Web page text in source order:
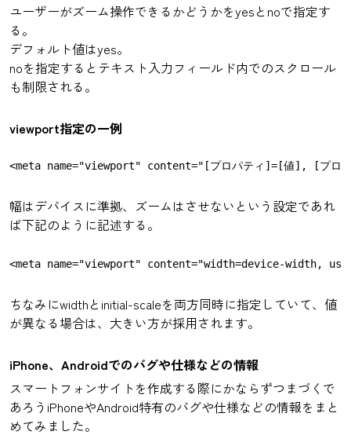
ユーザーがズーム操作できるかどうかをyesとnoで指定す
る。
デフォルト値はyes。
noを指定するとテキスト入力フィールド内でのスクロール
も制限される。
viewport指定の一例
幅はデバイスに準拠、ズームはさせないという設定であれ
ば下記のように記述する。
<meta name="viewport" content="width=device-width,
ちなみにwidthとinitial-scaleを両方同時に指定していて、値
が異なる場合は、大きい方が採用されます。
iPhone、Androidでのバグや仕様などの情報
スマートフォンサイトを作成する際にかならずつまづくで
あろうiPhoneやAndroid特有のバグや仕様などの情報をまと
めてみました。